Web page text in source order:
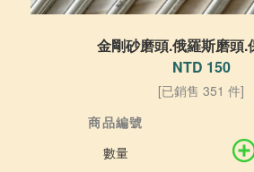
金剛砂磨頭.俄羅斯磨頭.
NTD 150
[已銷售 351 件]
商品編號
數量